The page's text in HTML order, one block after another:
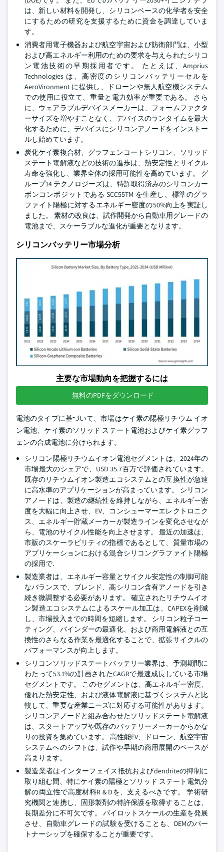
は、新しい材料を開発し、シリコンベースの化学者を安全
にするための研究を支援するために資金を調達していま
す。
消費者用電子機器および航空宇宙および防衛部門は、小型
および高エネルギー利用のための要求を与えられたシリコ
ン電池技術の早期採用者です。 たとえば、Amprius
Technologies は、高密度のシリコンバッテリーセルを
AeroVironment に提供し、ドローンや無人航空機システム
での使用に役立て、重量と電力効率が重要である。 さら
に、ウェアラブルデバイスメーカーは、フォームファクタ
ーサイズを増やすことなく、デバイスのランタイムを最大
化するために、デバイスにシリコンアノードをインストー
ルし始めています。
炭化ケイ素複合材、グラフェンコートシリコン、ソリッド
ステート電解液などの技術の進歩は、熱安定性とサイクル
寿命を強化し、業界全体の採用可能性を高めています。 グ
ループ14 テクノロジーズは、特許取得済みのシリコンカー
ボンコンポジットである SCC55TM を生産し、標準のグラ
ファイト陽極に対するエネルギー密度の50%向上を実証し
ました。 素材の改良は、試作開発から自動車用グレードの
電池まで、スケーラブルな進化が重要となります。
シリコンバッテリー市場分析
主要な市場動向を把握するには
無料のPDFをダウンロード
電池のタイプに基づいて、市場はケイ素の陽極リチウム イオ
ン電池、ケイ素のソリッド ステート電池およびケイ素グラフ
ェンの合成電池に分けられます。
シリコン陽極リチウムイオン電池セグメントは、2024年の
市場最大のシェアで、USD 35.7百万で評価されています。
既存のリチウムイオン製造エコシステムとの互換性が急速
に高水準のアプリケーションが高まっています。 シリコン
アノードは、製造の継続性を維持しながら、エネルギー密
度を大幅に向上させ、EV、コンシューマーエレクトロニク
ス、エネルギー貯蔵メーカーが製造ラインを変化させなが
ら、電池のサイクル性能を向上させます。 最近の加速は、
市販のスケーラビリティの指標であるとして、質量市場の
アプリケーションにおける混合シリコングラファイト陽極
の採用で.
製造業者は、エネルギー容量とサイクル安定性の制御可能
なバランスで、ブレンド、高シリコン含有アノードを引き
続き微調整する必要があります。 確立されたリチウムイオ
ン製造エコシステムによるスケール加工は、CAPEXを削減
し、市場投入までの時間を短縮します。 シリコン粒子コー
ティング、バインダーの最適化、および商用電解液との互
換性のさらなる作業を最適化することで、拡張サイクルの
パフォーマンスが向上します。
シリコンソリッドステートバッテリー業界は、予測期間に
わたって53.1%の計画されたCAGRで最速成長している市場
セグメントです。 このセグメントは、高エネルギー密度、
優れた熱安定性、および液体電解液に基づくシステムと比
較して、重要な産業ニーズに対応する可能性があります。
シリコンアノードと組み合わせたソリッドステート電解液
は、スタートアップや既存のバッテリーメーカーからかな
りの投資を集めています。 高性能EV、ドローン、航空宇宙
システムへのシフトは、試作や早期の商用展開のペースが
高まります。
製造業者はインターフェイス抵抗およびdendriteの抑制に
取り組む間、特にケイ素の陽極とソリッド ステート電気分
解の両立性で高度材料R & Dを、支えるべきです。 学術研
究機関と連携し、固形製剤の特許保護を取得することは、
長期差分に不可欠です。 パイロットスケールの生産を発展
させ、自動車グレードの試験を受けることも、OEMのパー
トナーシップを確保することが重要です。